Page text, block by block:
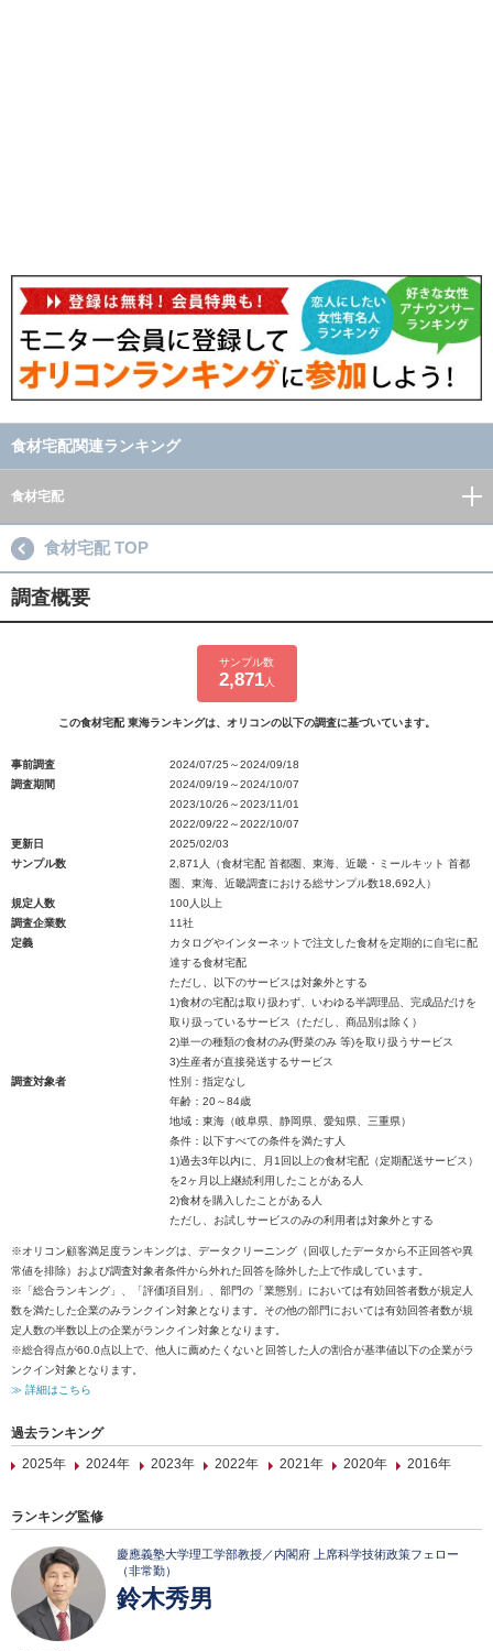
食材宅配関連ランキング
食材宅配
食材宅配 TOP
調査概要
サンプル数
2,871人
この食材宅配 東海ランキングは、オリコンの以下の調査に基づいています。
事前調査
2024/07/25～2024/09/18
調査期間
2024/09/19～2024/10/07
2023/10/26～2023/11/01
2022/09/22～2022/10/07
更新日
2025/02/03
サンプル数
2,871人（食材宅配 首都圏、東海、近畿・ミールキット 首都
圏、東海、近畿調査における総サンプル数18,692人）
規定人数
100人以上
調査企業数
11社
定義
カタログやインターネットで注文した食材を定期的に自宅に配
達する食材宅配
ただし、以下のサービスは対象外とする
1)食材の宅配は取り扱わず、いわゆる半調理品、完成品だけを
取り扱っているサービス（ただし、商品別は除く）
2)単一の種類の食材のみ(野菜のみ 等)を取り扱うサービス
3)生産者が直接発送するサービス
調査対象者
性別：指定なし
年齢：20～84歳
地域：東海（岐阜県、静岡県、愛知県、三重県）
条件：以下すべての条件を満たす人
1)過去3年以内に、月1回以上の食材宅配（定期配送サービス）
を2ヶ月以上継続利用したことがある人
2)食材を購入したことがある人
ただし、お試しサービスのみの利用者は対象外とする
※オリコン顧客満足度ランキングは、データクリーニング（回収したデータから不正回答や異
常値を排除）および調査対象者条件から外れた回答を除外した上で作成しています。
※「総合ランキング」、「評価項目別」、部門の「業態別」においては有効回答者数が規定人
数を満たした企業のみランクイン対象となります。その他の部門においては有効回答者数が規
定人数の半数以上の企業がランクイン対象となります。
※総合得点が60.0点以上で、他人に薦めたくないと回答した人の割合が基準値以下の企業がラ
ンクイン対象となります。
≫ 詳細はこちら
過去ランキング
2025年
2024年 2023年 2022年 2021年 2020年 2016年
ランキング監修
慶應義塾大学理工学部教授／内閣府 上席科学技術政策フェロー
（非常勤）
鈴木秀男